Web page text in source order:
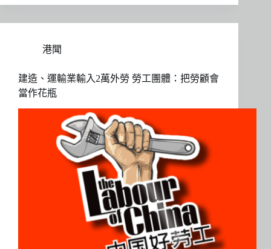
港聞
建造、運輸業輸入2萬外勞 勞工團體：把勞顧會
當作花瓶